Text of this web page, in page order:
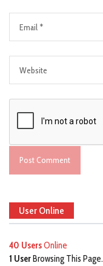
User Online
40 UsersOnline
1 UserBrowsing This Page.